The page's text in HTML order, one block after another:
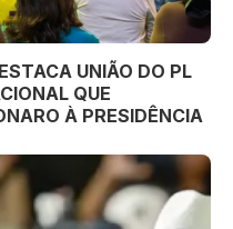
UNIÃO DO PL
QUE
À PRESIDÊNCIA